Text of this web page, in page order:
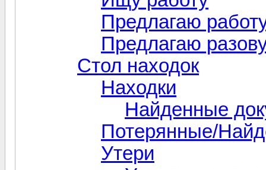
Предлагаю
Предлагаю
Стол находок
Находки
Найденные
Потерянные/
Утери